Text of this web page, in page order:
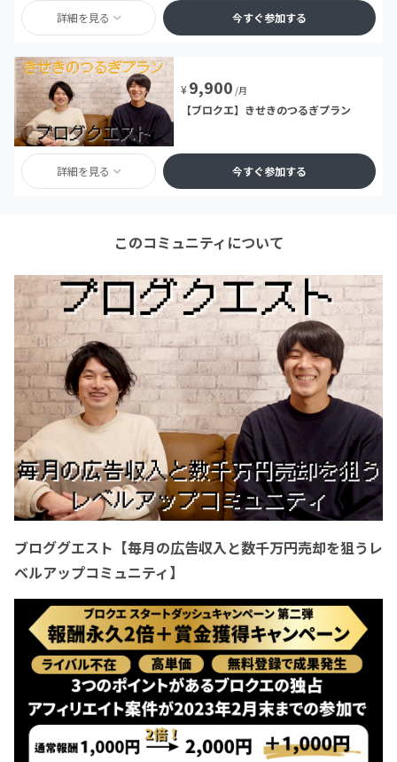
詳細を見る 今すぐ参加する
¥9,900 /月
【ブロクエ】きせきのつるぎプラン
詳細を見る 今すぐ参加する
このコミュニティについて
ブロググエスト【毎月の広告収入と数千万円売却を狙うレ
ベルアップコミュニティ】